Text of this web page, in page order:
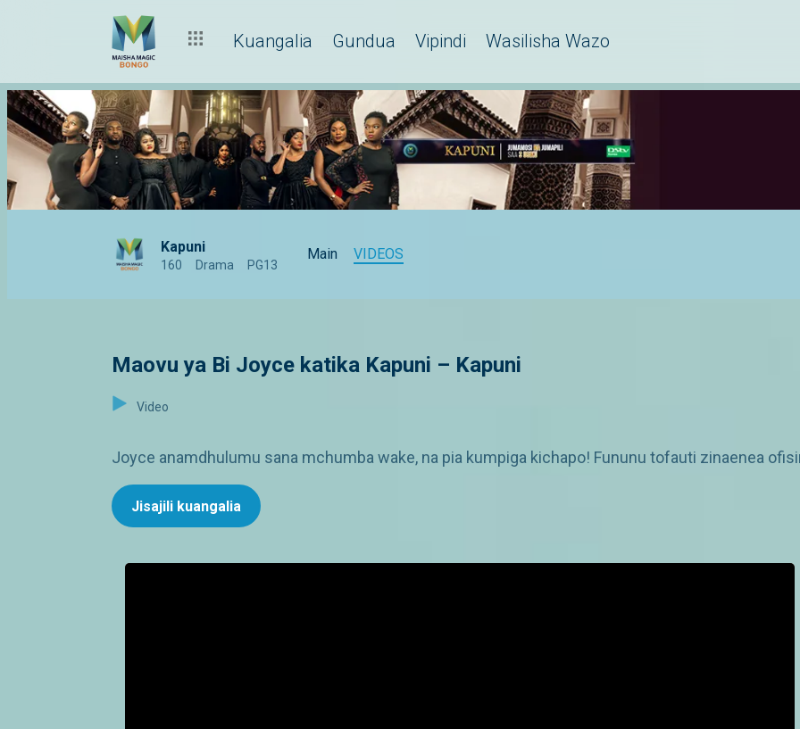
Kuangalia Gundua Vipindi Wasilisha Wazo
Kapuni
160 Drama PG13
Main VIDEOS
Maovu ya Bi Joyce katika Kapuni – Kapuni
Video
Joyce anamdhulumu sana mchumba wake, na pia kumpiga kichapo! Fununu tofauti zinaenea
Jisajili kuangalia